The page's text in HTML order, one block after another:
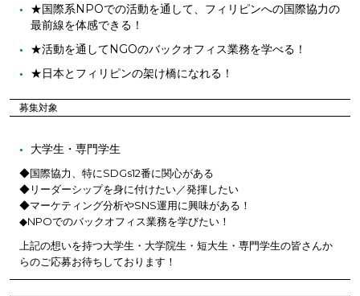
★国際系NPOでの活動を通して、フィリピンへの国際協力の
最前線を体感できる！
★活動を通してNGOのバックオフィス業務を学べる！
★日本とフィリピンの架け橋になれる！
募集対象
大学生・専門学生
◆国際協力、特にSDGs12番に関心がある
◆リーダーシップを身に付けたい／発揮したい
◆マーケティング分析やSNS運用に興味がある！
◆NPOでのバックオフィス業務を学びたい！
上記の想いを持つ大学生・大学院生・短大生・専門学生の皆さんか
らのご応募お待ちしております！